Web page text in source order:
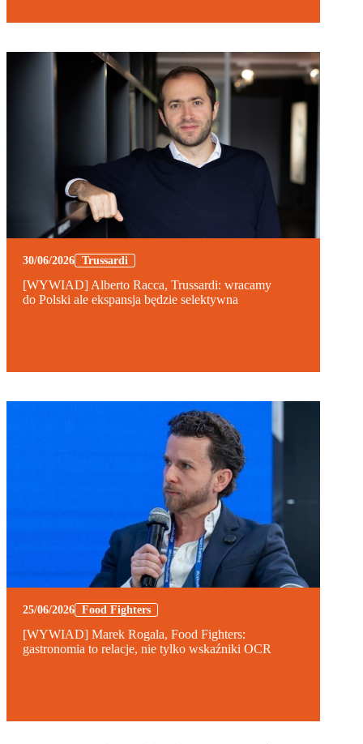
30/06/2026 Trussardi
[WYWIAD] Alberto Racca, Trussardi: wracamy
do Polski ale ekspansja będzie selektywna
25/06/2026 Food Fighters
[WYWIAD] Marek Rogala, Food Fighters:
gastronomia to relacje, nie tylko wskaźniki OCR